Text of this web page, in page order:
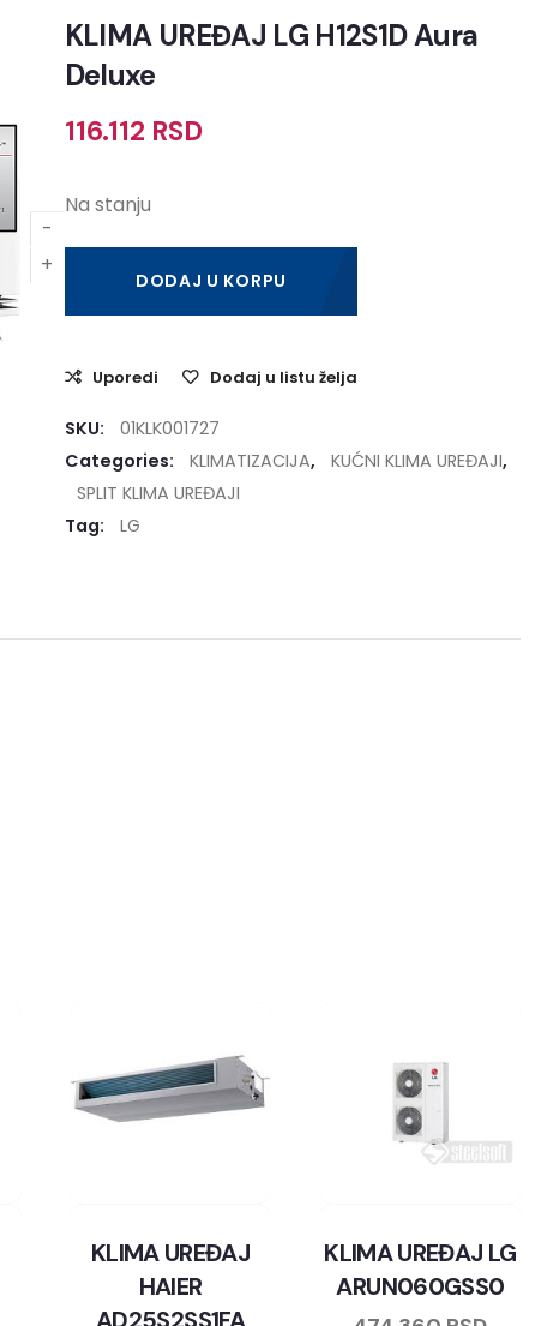
KLIMA UREĐAJ LG H12S1D Aura
Deluxe
116.112 RSD
Na stanju
DODAJ U KORPU
Uporedi Dodaj u listu želja
SKU:
01KLK001727
Categories:
KLIMATIZACIJA, KUĆNI KLIMA UREĐAJI,
SPLIT KLIMA UREĐAJI
Tag:
LG
KLIMA UREĐAJ
HAIER
KLIMA UREĐAJ LG
ARUN060GSS0